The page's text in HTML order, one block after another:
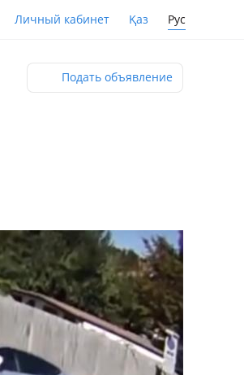
Личный кабинет Қаз Рус
Подать объявление